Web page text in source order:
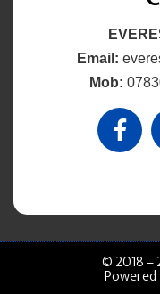
Email:
Mob:
© 2018 –
Powered